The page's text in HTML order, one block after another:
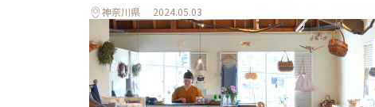
神奈川県 2024.05.03